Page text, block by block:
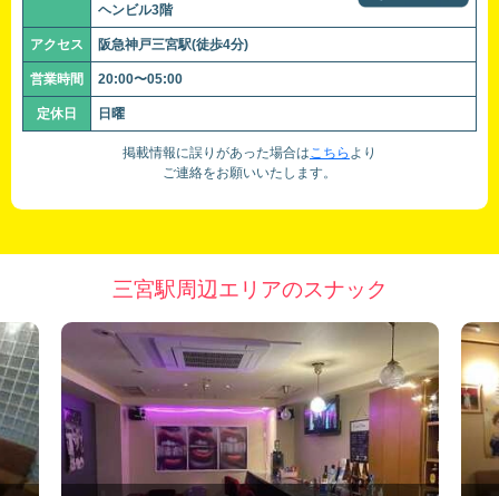
ヘンビル3階
アクセス 阪急神戸三宮駅(徒歩4分)
営業時間 20:00〜05:00
定休日 日曜
掲載情報に誤りがあった場合はこちら より
ご連絡をお願いいたします。
三宮駅周辺エリアのスナック